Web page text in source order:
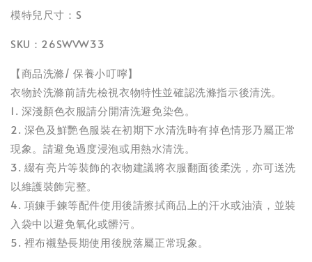
模特兒尺寸：S
SKU：26SWVW33
【商品洗滌/ 保養小叮嚀】
衣物於洗滌前請先檢視衣物特性並確認洗滌指示後清洗。
1. 深淺顏色衣服請分開清洗避免染色。
2. 深色及鮮艷色服裝在初期下水清洗時有掉色情形乃屬正常
現象。請避免過度浸泡或用熱水清洗。
3. 綴有亮片等裝飾的衣物建議將衣服翻面後柔洗，亦可送洗
以維護裝飾完整。
4. 項鍊手鍊等配件使用後請擦拭商品上的汗水或油漬，並裝
入袋中以避免氧化或髒污。
5. 裡布襯墊長期使用後脫落屬正常現象。